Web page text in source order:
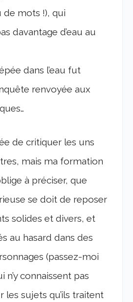
de mots !), qui
davantage d’eau au
dans l’eau fut
renvoyée aux
de critiquer les uns
mais ma formation
à préciser, que
se doit de reposer
solides et divers, et
au hasard dans des
(passez-moi
n’y connaissent pas
les sujets qu’ils traitent